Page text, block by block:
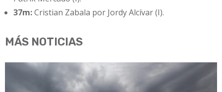
37m:Cristian Zabala por Jordy Alcívar (I).
MÁS NOTICIAS